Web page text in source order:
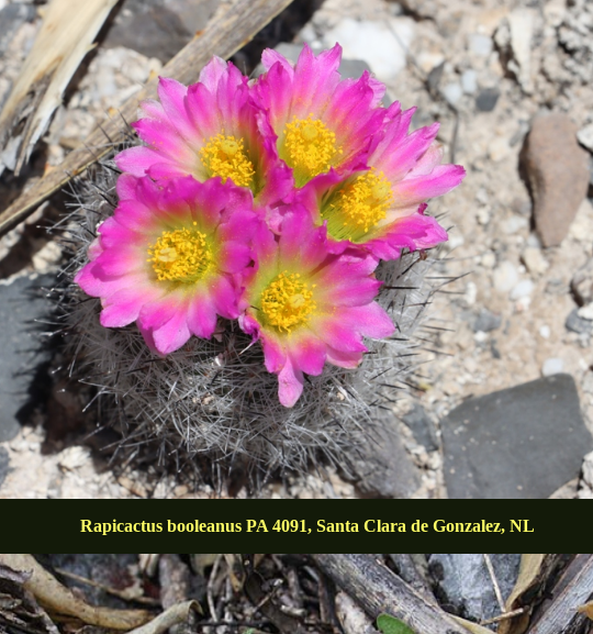
Rapicactus booleanus PA 4091, Santa Clara de Gonzalez, NL